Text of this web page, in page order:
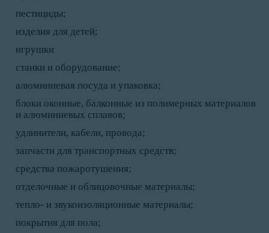
пестициды;
изделия для детей;
игрушки
станки и оборудование;
алюминиевая посуда и упаковка;
блоки оконные, балконные из полимерных материалов
и алюминиевых сплавов;
удлинители, кабели, провода;
запчасти для транспортных средств;
средства пожаротушения;
отделочные и облицовочные материалы;
тепло- и звукоизоляционные материалы;
покрытия для пола;